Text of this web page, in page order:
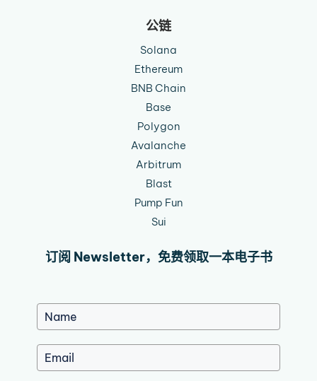
公链
Solana
Ethereum
BNB Chain
Base
Polygon
Avalanche
Arbitrum
Blast
Pump Fun
Sui
订阅 Newsletter，免费领取一本电子书